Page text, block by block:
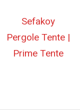
Sefakoy
Pergole Tente |
Prime Tente